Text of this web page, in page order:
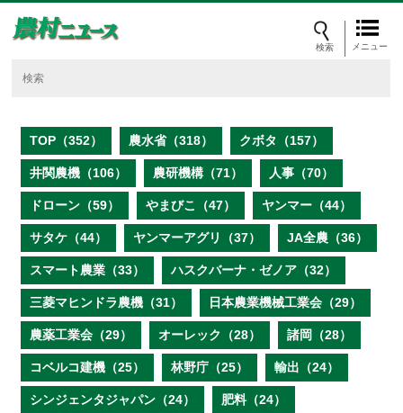
メニュー
TOP（352） 農水省（318） クボタ（157）
井関農機（106） 農研機構（71） 人事（70）
ドローン（59） やまびこ（47） ヤンマー（44）
サタケ（44） ヤンマーアグリ（37） JA全農（36）
スマート農業（33） ハスクバーナ・ゼノア（32）
三菱マヒンドラ農機（31） 日本農業機械工業会（29）
農薬工業会（29） オーレック（28） 諸岡（28）
コベルコ建機（25） 林野庁（25） 輸出（24）
シンジェンタジャパン（24） 肥料（24）